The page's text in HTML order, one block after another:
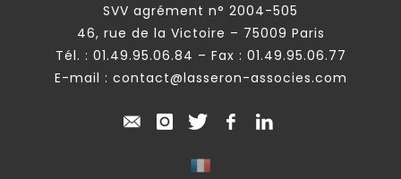
SVV agrément n° 2004-505
46, rue de la Victoire – 75009 Paris
Tél. : 01.49.95.06.84 – Fax : 01.49.95.06.77
E-mail : contact@lasseron-associes.com